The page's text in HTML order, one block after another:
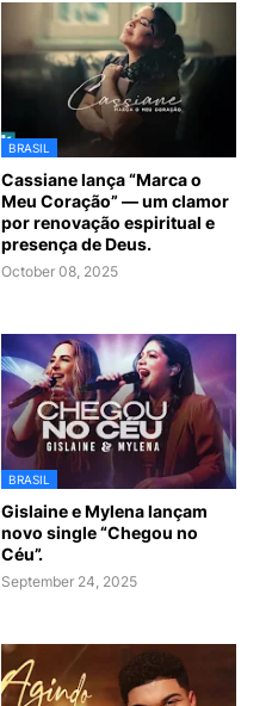
BRASIL
Cassiane lança “Marca o
Meu Coração” — um clamor
por renovação espiritual e
presença de Deus.
October 08, 2025
BRASIL
Gislaine e Mylena lançam
novo single “Chegou no
Céu”.
September 24, 2025